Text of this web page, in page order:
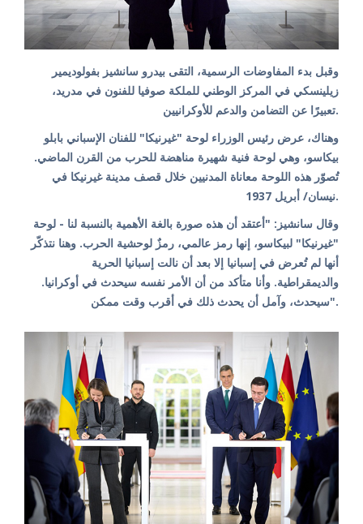
وقبل بدء المفاوضات الرسمية، التقى بيدرو سانشيز بفولوديمير
زيلينسكي في المركز الوطني للملكة صوفيا للفنون في مدريد،
تعبيرًا عن التضامن والدعم للأوكرانيين.
بيكاسو، وهي لوحة فنية شهيرة مناهضة للحرب من القرن الماضي.
تُصوّر هذه اللوحة معاناة المدنيين خلال قصف مدينة غيرنيكا في
نيسان/ أبريل 1937.
وقال سانشيز: "أعتقد أن هذه صورة بالغة الأهمية بالنسبة لنا - لوحة
"غيرنيكا" لبيكاسو، إنها رمز عالمي، رمزٌ لوحشية الحرب. وهنا نتذكّر
أنها لم تُعرض في إسبانيا إلا بعد أن نالت إسبانيا الحرية
والديمقراطية. وأنا متأكد من أن الأمر نفسه سيحدث في أوكرانيا.
سيحدث، وآمل أن يحدث ذلك في أقرب وقت ممكن".